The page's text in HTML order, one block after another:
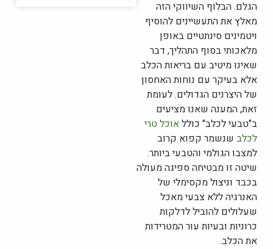
הגלם. הבלוף השיווקי הזה
מאלץ את התעשיינים להוסיף
ויטמינים סינתטיים באופן
מלאכותי בסוף התהליך, דבר
שאינו מיטיב עם בריאות הכלב
אלא בעיקר עם נוחות האחסון
של היצרנים הגדולים. לעומת
זאת, המענה שאנו מציעים
ב"טבעי לכלב" כוללאוכל טרי
לכלב שנשמר קפוא קרוב
למצבו הגולמי והטבעי ביותר.
שיטה זו מבטיחה ספיגה מעולה
בכבד וניצול מקסימלי של
האנרגיה ללא צבעי מאכל
שעלולים להוביל לדלקות
כרוניות ובעיות עור המטרידות
את הכלב.